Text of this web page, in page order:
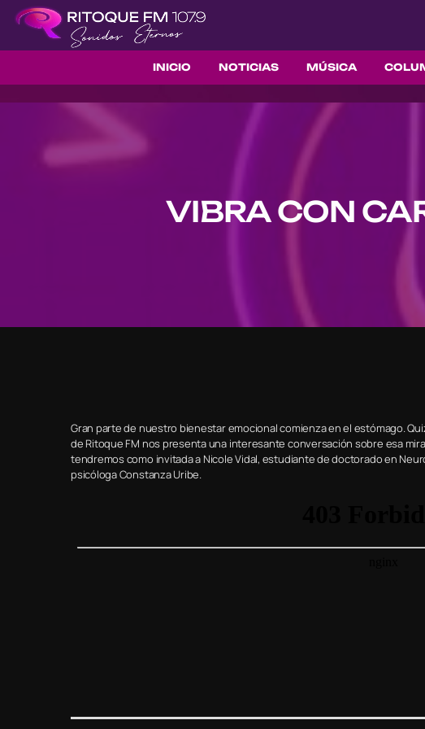
INICIO NOTICIAS MÚSICA
VIBRA CON
Gran parte de nuestro bienestar emocional comienza en el estómago.
de Ritoque FM nos presenta una interesante conversación sobre esa
tendremos como invitada a Nicole Vidal, estudiante de doctorado en
psicóloga Constanza Uribe.